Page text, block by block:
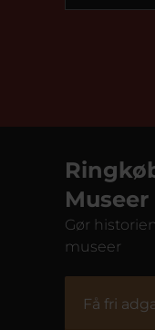
Museer
Gør
museer
Få fri